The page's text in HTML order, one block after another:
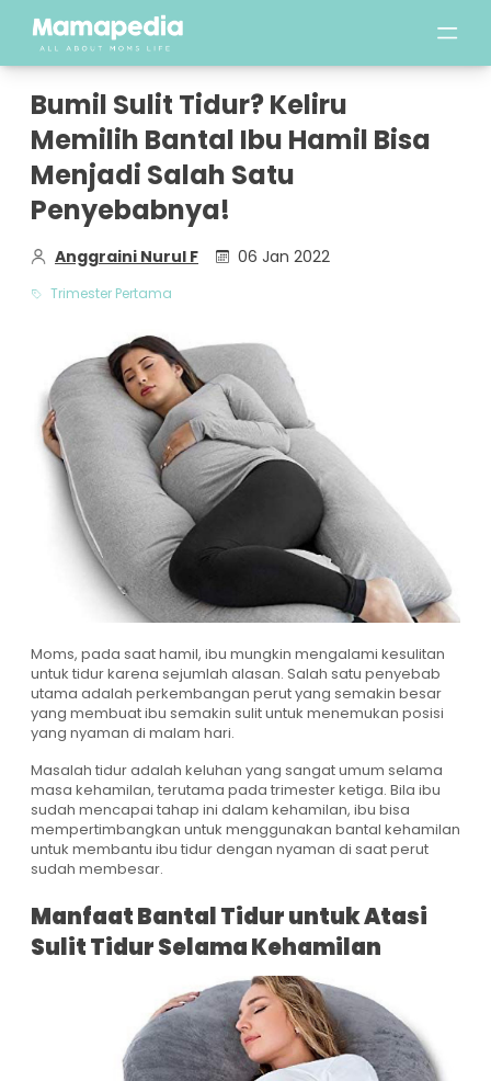
Bumil Sulit Tidur? Keliru
Memilih Bantal Ibu Hamil Bisa
Menjadi Salah Satu
Penyebabnya!
Anggraini Nurul F 06 Jan 2022
Trimester Pertama
Moms, pada saat hamil, ibu mungkin mengalami kesulitan
untuk tidur karena sejumlah alasan. Salah satu penyebab
utama adalah perkembangan perut yang semakin besar
yang membuat ibu semakin sulit untuk menemukan posisi
yang nyaman di malam hari.
Masalah tidur adalah keluhan yang sangat umum selama
masa kehamilan, terutama pada trimester ketiga. Bila ibu
sudah mencapai tahap ini dalam kehamilan, ibu bisa
mempertimbangkan untuk menggunakan bantal kehamilan
untuk membantu ibu tidur dengan nyaman di saat perut
sudah membesar.
Manfaat Bantal Tidur untuk Atasi
Sulit Tidur Selama Kehamilan